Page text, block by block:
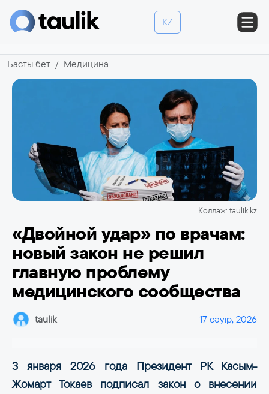
KZ
Басты бет Медицина
Коллаж: taulik.kz
«Двойной удар» по врачам:
новый закон не решил
главную проблему
медицинского сообщества
taulik 17 сәуір, 2026
3 января 2026 года Президент РК Касым-
Жомарт Токаев подписал закон о внесении